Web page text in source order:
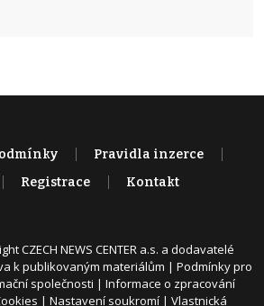
Pravidla inzerce
Registrace Kontakt
CZECH NEWS CENTER a.s. a dodavatelé
k publikovaným materiálům | Podmínky pro
společnosti | Informace o zpracování
| Nastavení soukromí | Vlastnická